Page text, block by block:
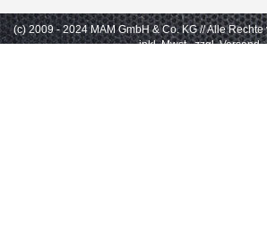
(c) 2009 - 2024 MAM GmbH & Co. KG // Alle
inkl. Mwst., zzgl. Versand.